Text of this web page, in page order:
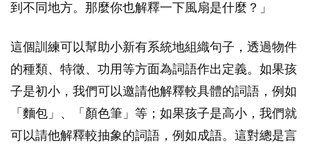
到不同地方。那麼你也解釋一下風扇是什麼？」
這個訓練可以幫助小新有系統地組織句子，透過物件
的種類、特徵、功用等方面為詞語作出定義。如果孩
子是初小，我們可以邀請他解釋較具體的詞語，例如
「麵包」、「顏色筆」等；如果孩子是高小，我們就
可以請他解釋較抽象的詞語，例如成語。這對總是言